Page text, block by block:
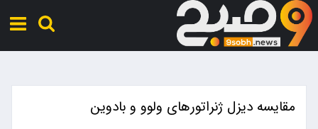
مقایسه دیزل ‌ژنراتورهای ولوو و بادوین